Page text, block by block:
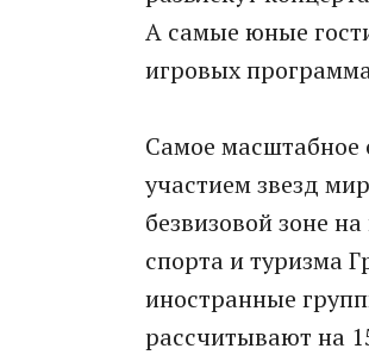
А самые юные
игровых
Самое масштабное
участием звезд
безвизовой зоне
спорта и туризма
иностранные
рассчитывают на